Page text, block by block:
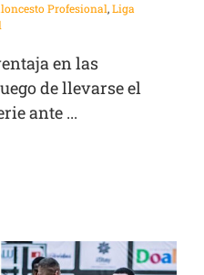
Profesional,Liga
en las
de llevarse el
ante ...